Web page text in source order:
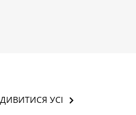
ДИВИТИСЯ УСІ